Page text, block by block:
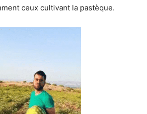
ceux cultivant la pastèque.